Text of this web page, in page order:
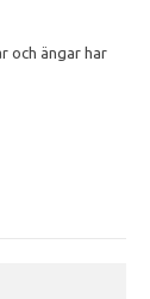
och ängar har